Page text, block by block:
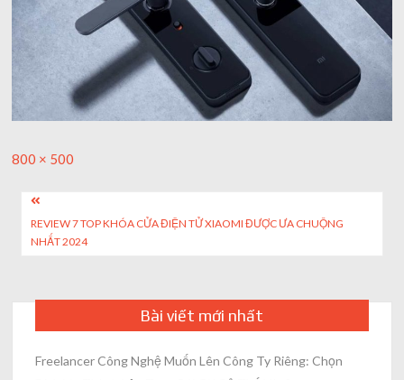
Ứng dụng AI cho chăm sóc khách hàng giúp web phản hồi
24/7
AI agent cho doanh nghiệp khác chatbot truyền thống ra sao
Full
800 × 500
Post
navigation
REVIEW 7 TOP KHÓA CỬA ĐIỆN TỬ XIAOMI ĐƯỢC ƯA CHUỘNG
NHẤT 2024
Bài viết mới nhất
Freelancer Công Nghệ Muốn Lên Công Ty Riêng: Chọn